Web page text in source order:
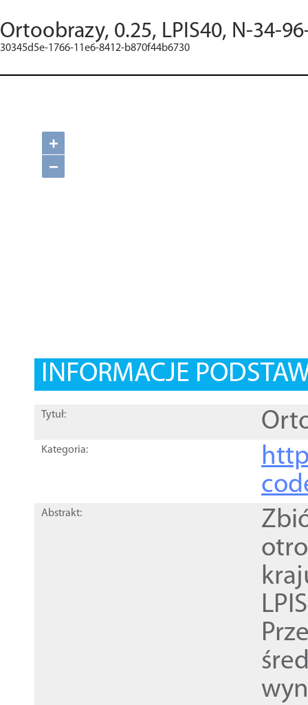
Ortoobrazy, 0.25, LPIS40, N-34-
30345d5e-1766-11e6-8412-b870f44b6730
+
−
INFORMACJE
Tytuł:
Kategoria:
Abstrakt: